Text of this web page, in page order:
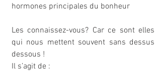
hormones principales du bonheur
Les connaissez-vous? Car ce sont elles
qui nous mettent souvent sans dessus
dessous !
Il s’agit de :